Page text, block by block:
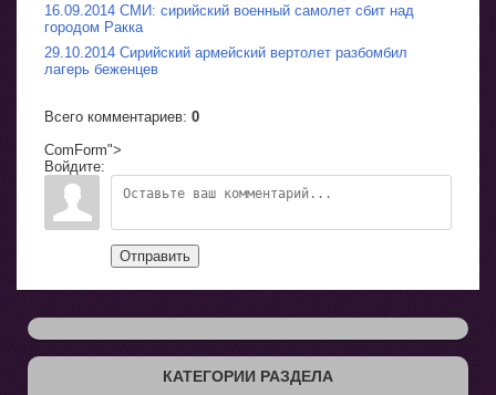
16.09.2014 СМИ: сирийский военный самолет сбит над
городом Ракка
29.10.2014 Сирийский армейский вертолет разбомбил
лагерь беженцев
Всего комментариев: 0
ComForm">
Войдите:
Отправить
КАТЕГОРИИ РАЗДЕЛА